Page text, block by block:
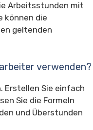
Arbeitsstunden mit
können die
geltenden
verwenden?
Erstellen Sie einfach
Sie die Formeln
und Überstunden